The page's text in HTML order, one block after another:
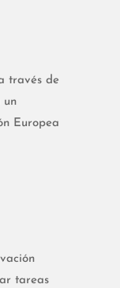
través de
un
Europea
tareas